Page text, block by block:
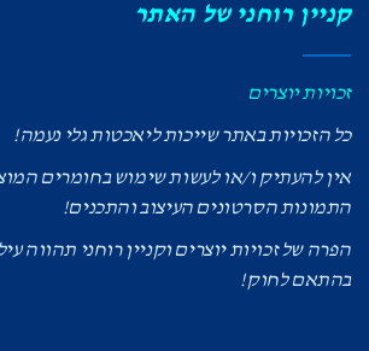
קניין רוחני של האתר
זכויות יוצרים
כל הזכויות באתר שייכות ליאכטות גלי נעמה!
אין להעתיק ו/או לעשות שימוש בחומרים
התמונות הסרטונים העיצוב והתכנים!
הפרה של זכויות יוצרים וקניין רוחני תהווה
בהתאם לחוק!